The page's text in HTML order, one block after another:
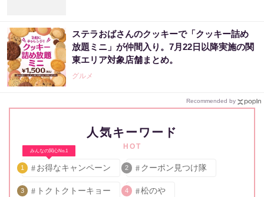
ステラおばさんのクッキーで「クッキー詰め
放題ミニ」が仲間入り。7月22日以降実施の関
東エリア対象店舗まとめ。
グルメ
Recommended by
人気キーワード
HOT
みんなの関心No.1
1 お得なキャンペーン 2 クーポン見つけ隊
3 トクトクトーキョー 4 松のや